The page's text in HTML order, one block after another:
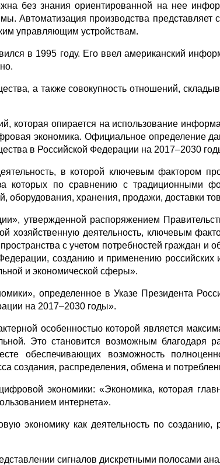
без знания ориентированной на нее
Автоматизация производства представляет
управляющим устройствам.
в 1995 году. Его ввел американский
а также совокупность отношений,
которая опирается на использование
экономика. Официальное определение
в Российской Федерации на 2017–2030
в которой ключевым фактором
которых по сравнению с традиционными
оборудования, хранения, продажи, доставки
утвержденной распоряжением
хозяйственную деятельность, ключевым
с учетом потребностей граждан и
созданию и применению
и экономической сферы».
определенное в Указе Президента
на 2017–2030 годы».
особенностью которой является
Это становится возможным благодаря
обеспечивающих возможность
создания, распределения, обмена и
экономики: «Экономика, которая
интернета».
экономику как деятельность по созданию,
сигналов дискретными полосами